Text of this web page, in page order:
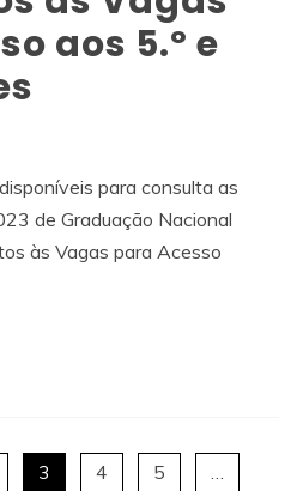
aos 5.º e
para consulta as
de Graduação Nacional
às Vagas para Acesso
3 4 5